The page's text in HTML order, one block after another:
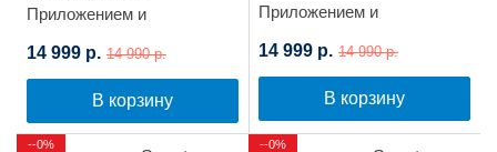
Приложением и
(Белый граффити)
14 999 р. 14 990 р.
В корзину
Приложением и
(Фиолетовый)
14 999 р. 14 990 р.
В корзину
--0% --0%